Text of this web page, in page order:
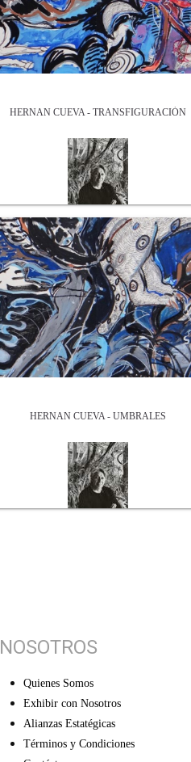
HERNAN CUEVA - TRANSFIGURACIÓN
HERNAN CUEVA - UMBRALES
NOSOTROS
Quienes Somos
Exhibir con Nosotros
Alianzas Estatégicas
Términos y Condiciones